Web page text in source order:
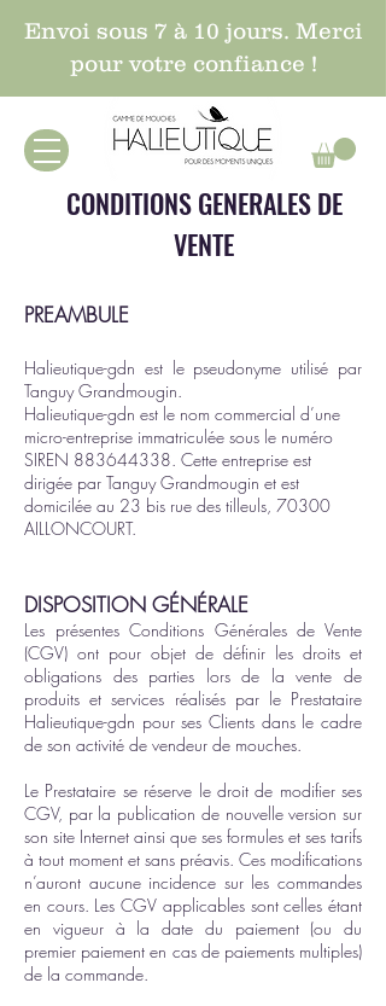
Envoi sous 7 à 10 jours. Merci
pour votre confiance !
CONDITIONS GENERALES DE
VENTE
PREAMBULE
Halieutique-gdn est le pseudonyme utilisé par
Tanguy Grandmougin.
Halieutique-gdn est le nom commercial d’une
micro-entreprise immatriculée sous le numéro
SIREN 883644338 . Cette entreprise est
dirigée par Tanguy Grandmougin et est
domicilée au 23 bis rue des tilleuls, 70300
AILLONCOURT.
DISPOSITION GÉNÉRALE
Les présentes Conditions Générales de Vente
(CGV) ont pour objet de définir les droits et
obligations des parties lors de la vente de
produits et services réalisés par le Prestataire
Halieutique-gdn pour ses Clients dans le cadre
de son activité de vendeur de mouches.
Le Prestataire se réserve le droit de modifier ses
CGV, par la publication de nouvelle version sur
son site Internet ainsi que ses formules et ses tarifs
à tout moment et sans préavis. Ces modifications
n’auront aucune incidence sur les commandes
en cours. Les CGV applicables sont celles étant
en vigueur à la date du paiement (ou du
premier paiement en cas de paiements multiples)
de la commande.